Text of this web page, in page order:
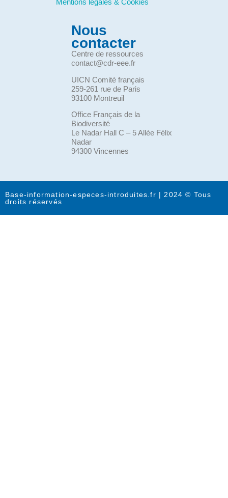
Nous
contacter
Centre de ressources
contact@cdr-eee.fr
UICN Comité français
259-261 rue de Paris
93100 Montreuil
Office Français de la
Biodiversité
Le Nadar Hall C – 5 Allée Félix
Nadar
94300 Vincennes
Base-information-especes-introduites.fr | 2024 © Tous
droits réservés